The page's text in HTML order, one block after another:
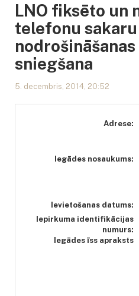
LNO fiksēto un
telefonu sakaru
sniegšana
5. decembris, 2014, 20:52
Adrese:
Iegādes nosaukums:
Ievietošanas datums:
Iepirkuma identifikācijas
numurs:
Iegādes īss apraksts